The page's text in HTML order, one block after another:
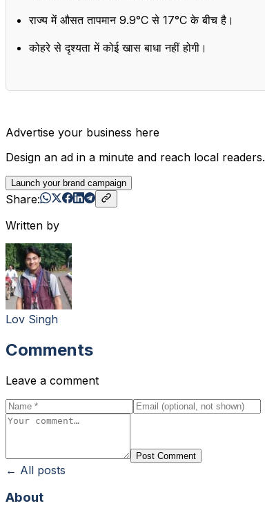
राज्य में औसत तापमान 9.9°C से 17°C के बीच है।
कोहरे से दृश्यता में कोई खास बाधा नहीं होगी।
Advertise your business here
Design an ad in a minute and reach local readers.
Launch your brand campaign
Share:
Written by
Lov Singh
Comments
Leave a comment
Post Comment
← All posts
About